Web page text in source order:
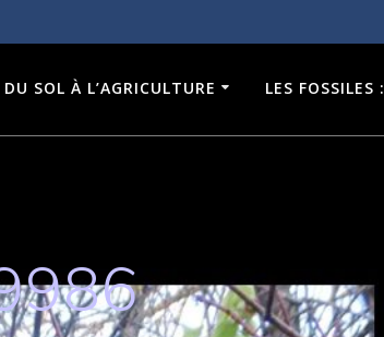
DU SOL À L’AGRICULTURE LES FOSSILES :